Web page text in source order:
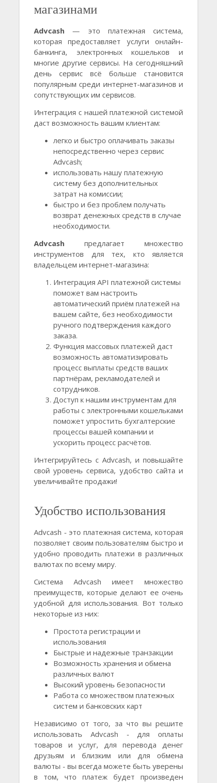
магазинами
Advcash — это платежная система,
которая предоставляет услуги онлайн-
банкинга, электронных кошельков и
многие другие сервисы. На сегодняшний
день сервис всё больше становится
популярным среди интернет-магазинов и
сопутствующих им сервисов.
Интеграция с нашей платежной системой
даст возможность вашим клиентам:
легко и быстро оплачивать заказы
непосредственно через сервис
Advcash;
использовать нашу платежную
систему без дополнительных
затрат на комиссии;
быстро и без проблем получать
возврат денежных средств в случае
необходимости.
Advcash предлагает множество
инструментов для тех, кто является
владельцем интернет-магазина:
Интеграция API платежной системы
поможет вам настроить
автоматический приём платежей на
вашем сайте, без необходимости
ручного подтверждения каждого
заказа.
Функция массовых платежей даст
возможность автоматизировать
процесс выплаты средств ваших
партнёрам, рекламодателей и
сотрудников.
Доступ к нашим инструментам для
работы с электронными кошельками
поможет упростить бухгалтерские
процессы вашей компании и
ускорить процесс расчётов.
Интегрируйтесь с Advcash, и повышайте
свой уровень сервиса, удобство сайта и
увеличивайте продажи!
Удобство использования
Advcash - это платежная система, которая
позволяет своим пользователям быстро и
удобно проводить платежи в различных
валютах по всему миру.
Система Advcash имеет множество
преимуществ, которые делают ее очень
удобной для использования. Вот только
некоторые из них:
Простота регистрации и
использования
Быстрые и надежные транзакции
Возможность хранения и обмена
различных валют
Высокий уровень безопасности
Работа со множеством платежных
систем и банковских карт
Независимо от того, за что вы решите
использовать Advcash - для оплаты
товаров и услуг, для перевода денег
друзьям и близким или для обмена
валюты - вы всегда можете быть уверены
в том, что платеж будет произведен